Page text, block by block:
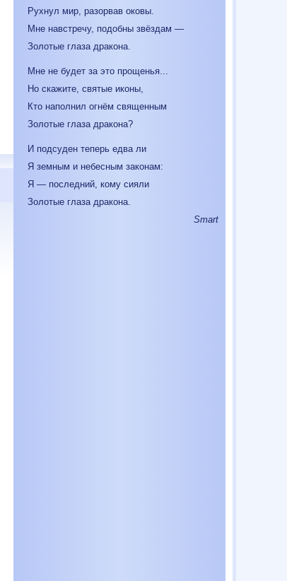
Рухнул мир, разорвав оковы.
Мне навстречу, подобны звёздам —
Золотые глаза дракона.
Мне не будет за это прощенья...
Но скажите, святые иконы,
Кто наполнил огнём священным
Золотые глаза дракона?
И подсуден теперь едва ли
Я земным и небесным законам:
Я — последний, кому сияли
Золотые глаза дракона.
Smart